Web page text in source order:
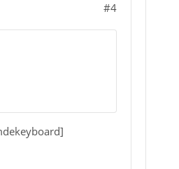
#4